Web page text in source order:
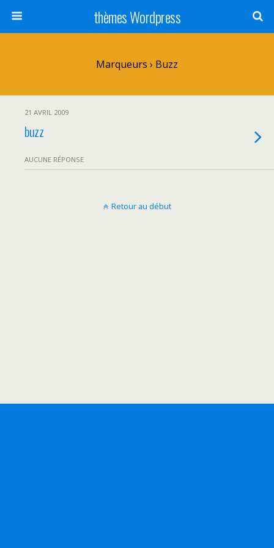
thèmes Wordpress
Marqueurs › Buzz
21 AVRIL 2009
buzz
AUCUNE RÉPONSE
Retour au début